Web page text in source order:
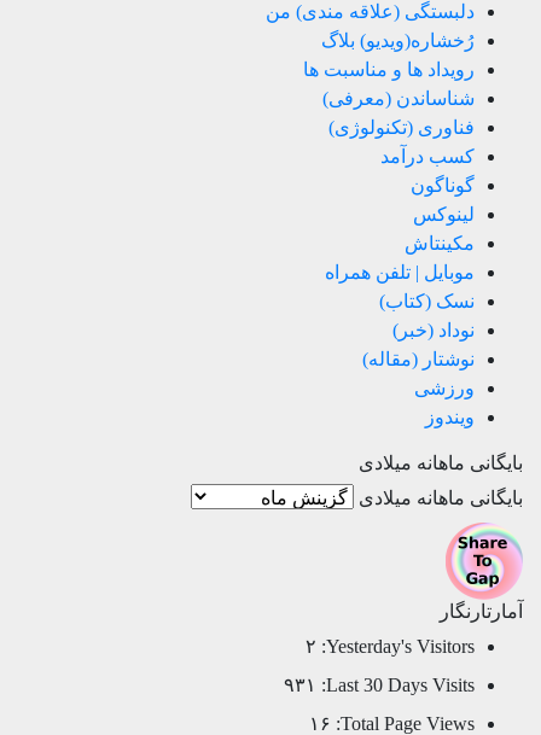
دلبستگی (علاقه مندی) من
رُخشاره(ویدیو) بلاگ
رویداد ها و مناسبت ها
شناساندن (معرفی)
فناوری (تکنولوژی)
کسب درآمد
گوناگون
لینوکس
مکینتاش
موبایل | تلفن همراه
نسک (کتاب)
نوداد (خبر)
نوشتار (مقاله)
ورزشی
ویندوز
بایگانی ماهانه میلادی
بایگانی ماهانه میلادی
آمارتارنگار
Yesterday's Visitors: ۲
Last 30 Days Visits:
۹۳۱
Total Page Views: ۱۶